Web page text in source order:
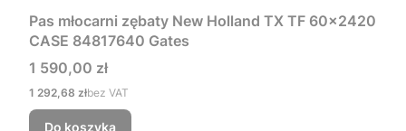
Pas młocarni zębaty New Holland TX TF 60x2420
CASE 84817640 Gates
Cena
1 590,00 zł
Cena
1 292,68 złbez VAT
Do koszyka